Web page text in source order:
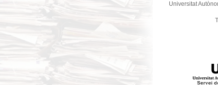
Universitat